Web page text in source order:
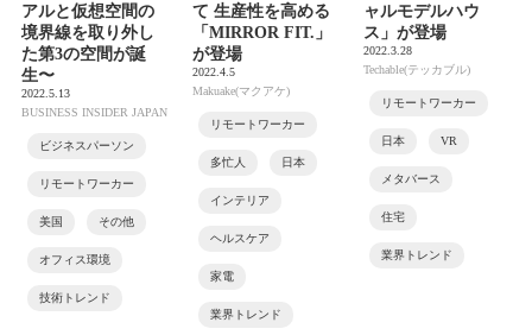
アルと仮想空間の
境界線を取り外し
た第3の空間が誕
生〜
2022.5.13
BUSINESS INSIDER JAPAN
ビジネスパーソン
リモートワーカー
美国 その他
オフィス環境
技術トレンド
て 生産性を高める
「MIRROR FIT.」
が登場
2022.4.5
Makuake(マクアケ)
リモートワーカー
多忙人 日本
インテリア
ヘルスケア
家電
業界トレンド
ャルモデルハウ
ス」が登場
2022.3.28
Techable(テッカブル)
リモートワーカー
日本 VR
メタバース
住宅
業界トレンド